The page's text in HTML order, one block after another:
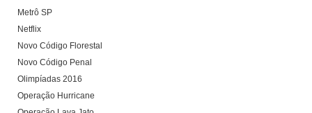
Metrô SP
Netflix
Novo Código Florestal
Novo Código Penal
Olimpíadas 2016
Operação Hurricane